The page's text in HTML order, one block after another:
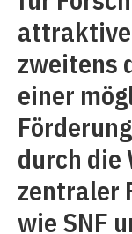
zweitens
einer
durch
zentraler
wie SNF